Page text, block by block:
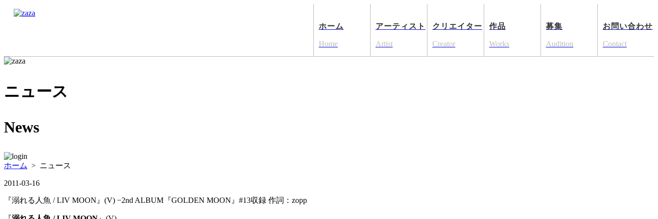
ホーム
Home
アーティスト
Artist
クリエイター
Creator
作品
Works
募集
Audition
お問い合わせ
Contact
ニュース
News
ホーム > ニュース
2011-03-16
『溺れる人魚 / LIV MOON』(V) −2nd ALBUM『GOLDEN MOON』#13収録 作詞：zopp